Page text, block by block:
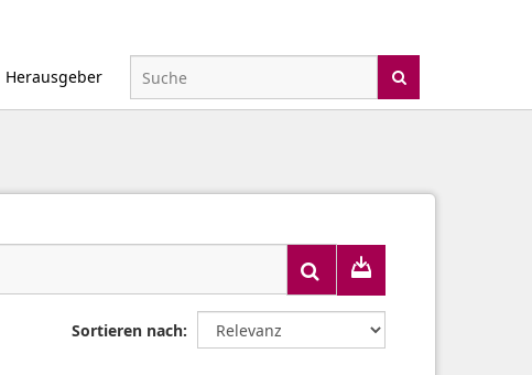
Herausgeber
Sortieren nach